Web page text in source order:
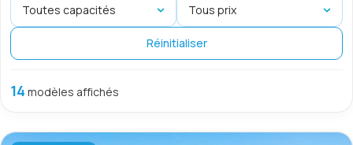
Réinitialiser
14 modèles affichés